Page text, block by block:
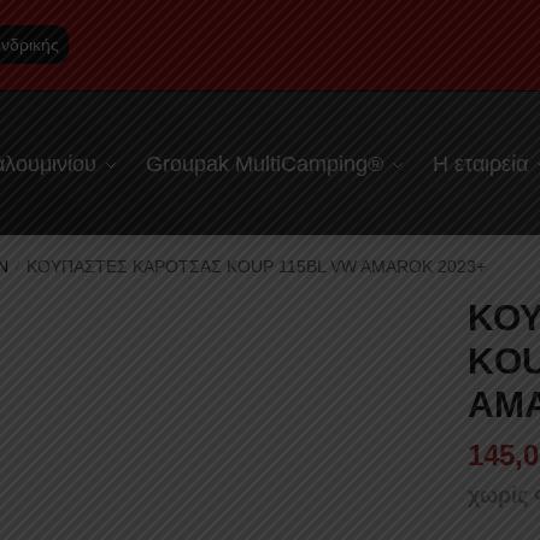
Groupak MultiCamping® Η εταιρεία
ΚΟΥΠΑΣΤΕΣ ΚΑΡΟΤΣΑΣ KOUP 115BL VW AMAROK 2023+